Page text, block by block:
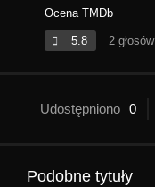
Ocena TMDb
5.8 2 głosów
Udostępniono 0
Podobne tytuły